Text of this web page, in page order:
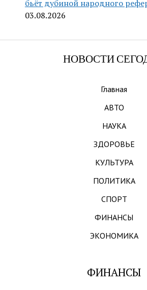
бьёт дубиной народного
03.08.2026
НОВОСТИ
Главная
АВТО
НАУКА
ЗДОРОВЬЕ
КУЛЬТУРА
ПОЛИТИКА
СПОРТ
ФИНАНСЫ
ЭКОНОМИКА
ФИНАНСЫ